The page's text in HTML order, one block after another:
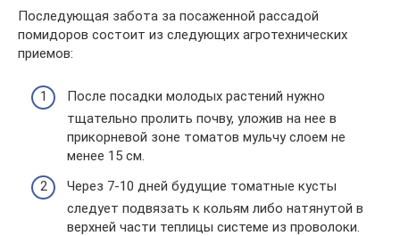
Последующая забота за посаженной рассадой
помидоров состоит из следующих агротехнических
приемов:
После посадки молодых растений нужно
тщательно пролить почву, уложив на нее в
прикорневой зоне томатов мульчу слоем не
менее 15 см.
Через 7-10 дней будущие томатные кусты
следует подвязать к кольям либо натянутой в
верхней части теплицы системе из проволоки.